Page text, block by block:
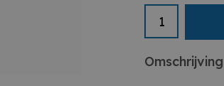
Omschrijving